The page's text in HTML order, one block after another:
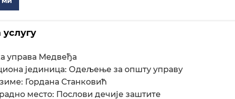
управа Медвеђа
јединица: Одељење за општу управу
Гордана Станковић
место: Послови дечије заштите